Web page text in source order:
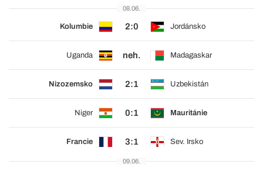
08.06.
Kolumbie 2:0 Jordánsko
Uganda neh. Madagaskar
Nizozemsko 2:1 Uzbekistán
Niger 0:1 Mauritánie
Francie 3:1 Sev. Irsko
09.06.